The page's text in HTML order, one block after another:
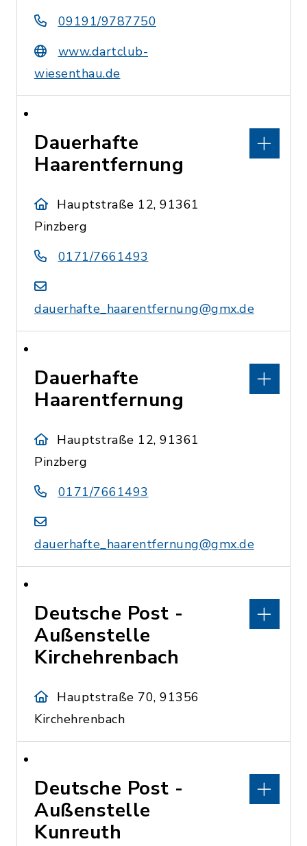
09191/9787750
www.dartclub-
wiesenthau.de
Dauerhafte
Haarentfernung
Hauptstraße 12, 91361
Pinzberg
0171/7661493
dauerhafte_haarentfernung@gmx.de
Dauerhafte
Haarentfernung
Hauptstraße 12, 91361
Pinzberg
0171/7661493
dauerhafte_haarentfernung@gmx.de
Deutsche Post -
Außenstelle
Kirchehrenbach
Hauptstraße 70, 91356
Kirchehrenbach
Deutsche Post -
Außenstelle
Kunreuth